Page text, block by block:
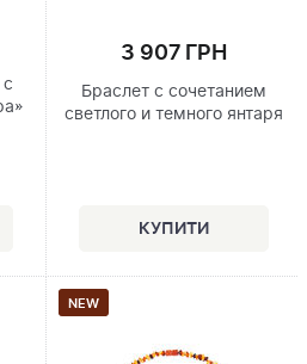
3 907 ГРН
Браслет с сочетанием
светлого и темного янтаря
NEW